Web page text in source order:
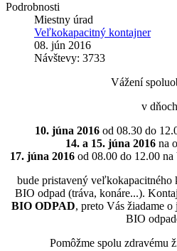
Podrobnosti
Miestny úrad
Veľkokapacitný kontajner
08. jún 2016
Návštevy: 3733
Vážení
v dňoch
10. júna 2016 od 08.30 do
14. a 15. júna 2016 na
17. júna 2016 od 08.00 do 12.00
bude pristavený veľkokapacitného
BIO odpad (tráva, konáre...).
BIO ODPAD, preto Vás žiadame
BIO
Pomôžme spolu zdravému